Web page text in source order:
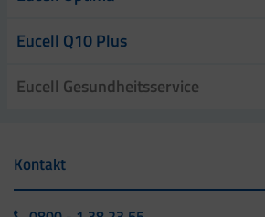
Eucell Q10 Plus
Eucell Gesundheitsservice
Kontakt